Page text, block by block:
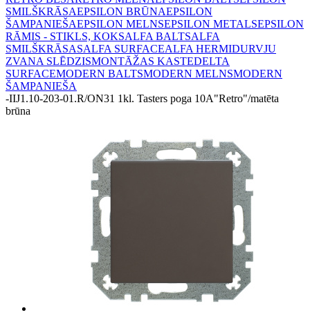
SMILŠKRĀSAEPSILON BRŪNAEPSILON
ŠAMPANIEŠAEPSILON MELNSEPSILON METALSEPSILON
RĀMIS - STIKLS, KOKSALFA BALTSALFA
SMILŠKRĀSASALFA SURFACEALFA HERMIDURVJU
ZVANA SLĒDZISMONTĀŽAS KASTEDELTA
SURFACEMODERN BALTSMODERN MELNSMODERN
ŠAMPANIEŠA
-IIJ1.10-203-01.R/ON31 1kl. Tasters poga 10A"Retro"/matēta
brūna